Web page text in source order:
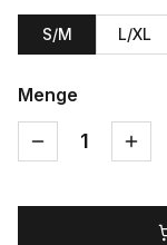
S/M L/XL
Menge
1